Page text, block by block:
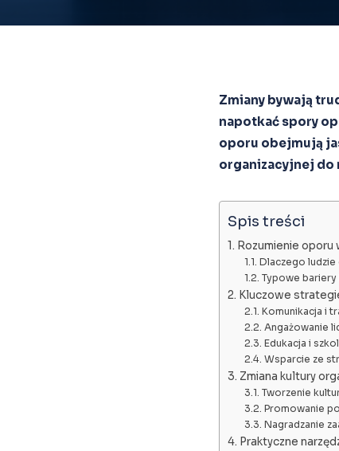
Zmiany bywają
napotkać spory
oporu obejmują
organizacyjnej do
Spis treści
Rozumienie oporu
Dlaczego ludzie
Typowe
Kluczowe
Komunikacja i
Angażowanie
Edukacja i
Wsparcie ze
Zmiana kultury
Tworzenie
Promowanie
Nagradzanie
Praktyczne